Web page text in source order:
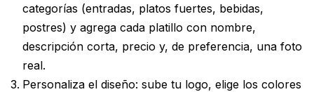
categorías (entradas, platos fuertes, bebidas,
postres) y agrega cada platillo con nombre,
descripción corta, precio y, de preferencia, una foto
real.
Personaliza el diseño: sube tu logo, elige los colores